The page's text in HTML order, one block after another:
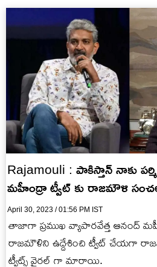
Rajamouli : పాకిస్తాన్ నాకు
మహీంద్రా ట్వీట్ కు రాజమౌళి
April 30, 2023 / 01:56 PM IST
తాజాగా ప్రముఖ వ్యాపారవేత్త ఆనంద్
రాజమౌళిని ఉద్దేశించి ట్వీట్ చేయగా
ట్వీట్స్ వైరల్ గా మారాయి.